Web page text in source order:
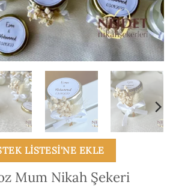
LISTESI'NE EKLE
Mum Nikah Şekeri